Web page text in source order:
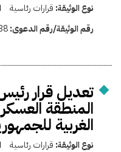
نوع الوثيقة: قرارات رئاسية
رقم الوثيقة/رقم الدعوى:
تعديل قرار
المنطقة
الغربية
نوع الوثيقة: قرارات رئاسية